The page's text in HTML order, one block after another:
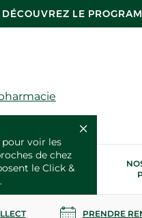
DÉCOUVREZ LE
voir les
de chez
le Click &
SERVICES
SANTÉ
PRENDRE